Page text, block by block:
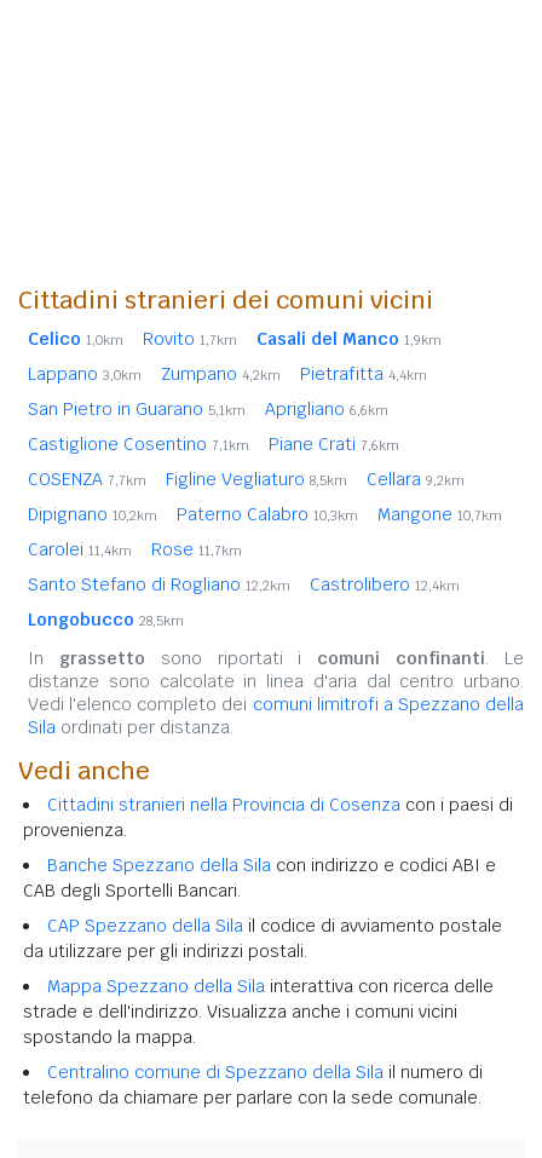
Cittadini stranieri dei comuni vicini
Celico 1,0km Rovito 1,7km Casali del Manco 1,9km
Lappano 3,0km Zumpano 4,2km Pietrafitta 4,4km
San Pietro in Guarano 5,1km Aprigliano 6,6km
Castiglione Cosentino 7,1km Piane Crati 7,6km
COSENZA 7,7km Figline Vegliaturo 8,5km Cellara 9,2km
Dipignano 10,2km Paterno Calabro 10,3km Mangone 10,7km
Carolei 11,4km Rose 11,7km
Santo Stefano di Rogliano 12,2km Castrolibero 12,4km
Longobucco 28,5km
In grassetto sono riportati i comuni confinanti. Le
distanze sono calcolate in linea d'aria dal centro urbano.
Vedi l'elenco completo dei comuni limitrofi a Spezzano della
Sila ordinati per distanza.
Vedi anche
Cittadini stranieri nella Provincia di Cosenza con i paesi di
provenienza.
Banche Spezzano della Sila con indirizzo e codici ABI e
CAB degli Sportelli Bancari.
CAP Spezzano della Sila il codice di avviamento postale
da utilizzare per gli indirizzi postali.
Mappa Spezzano della Sila interattiva con ricerca delle
strade e dell'indirizzo. Visualizza anche i comuni vicini
spostando la mappa.
Centralino comune di Spezzano della Sila il numero di
telefono da chiamare per parlare con la sede comunale.